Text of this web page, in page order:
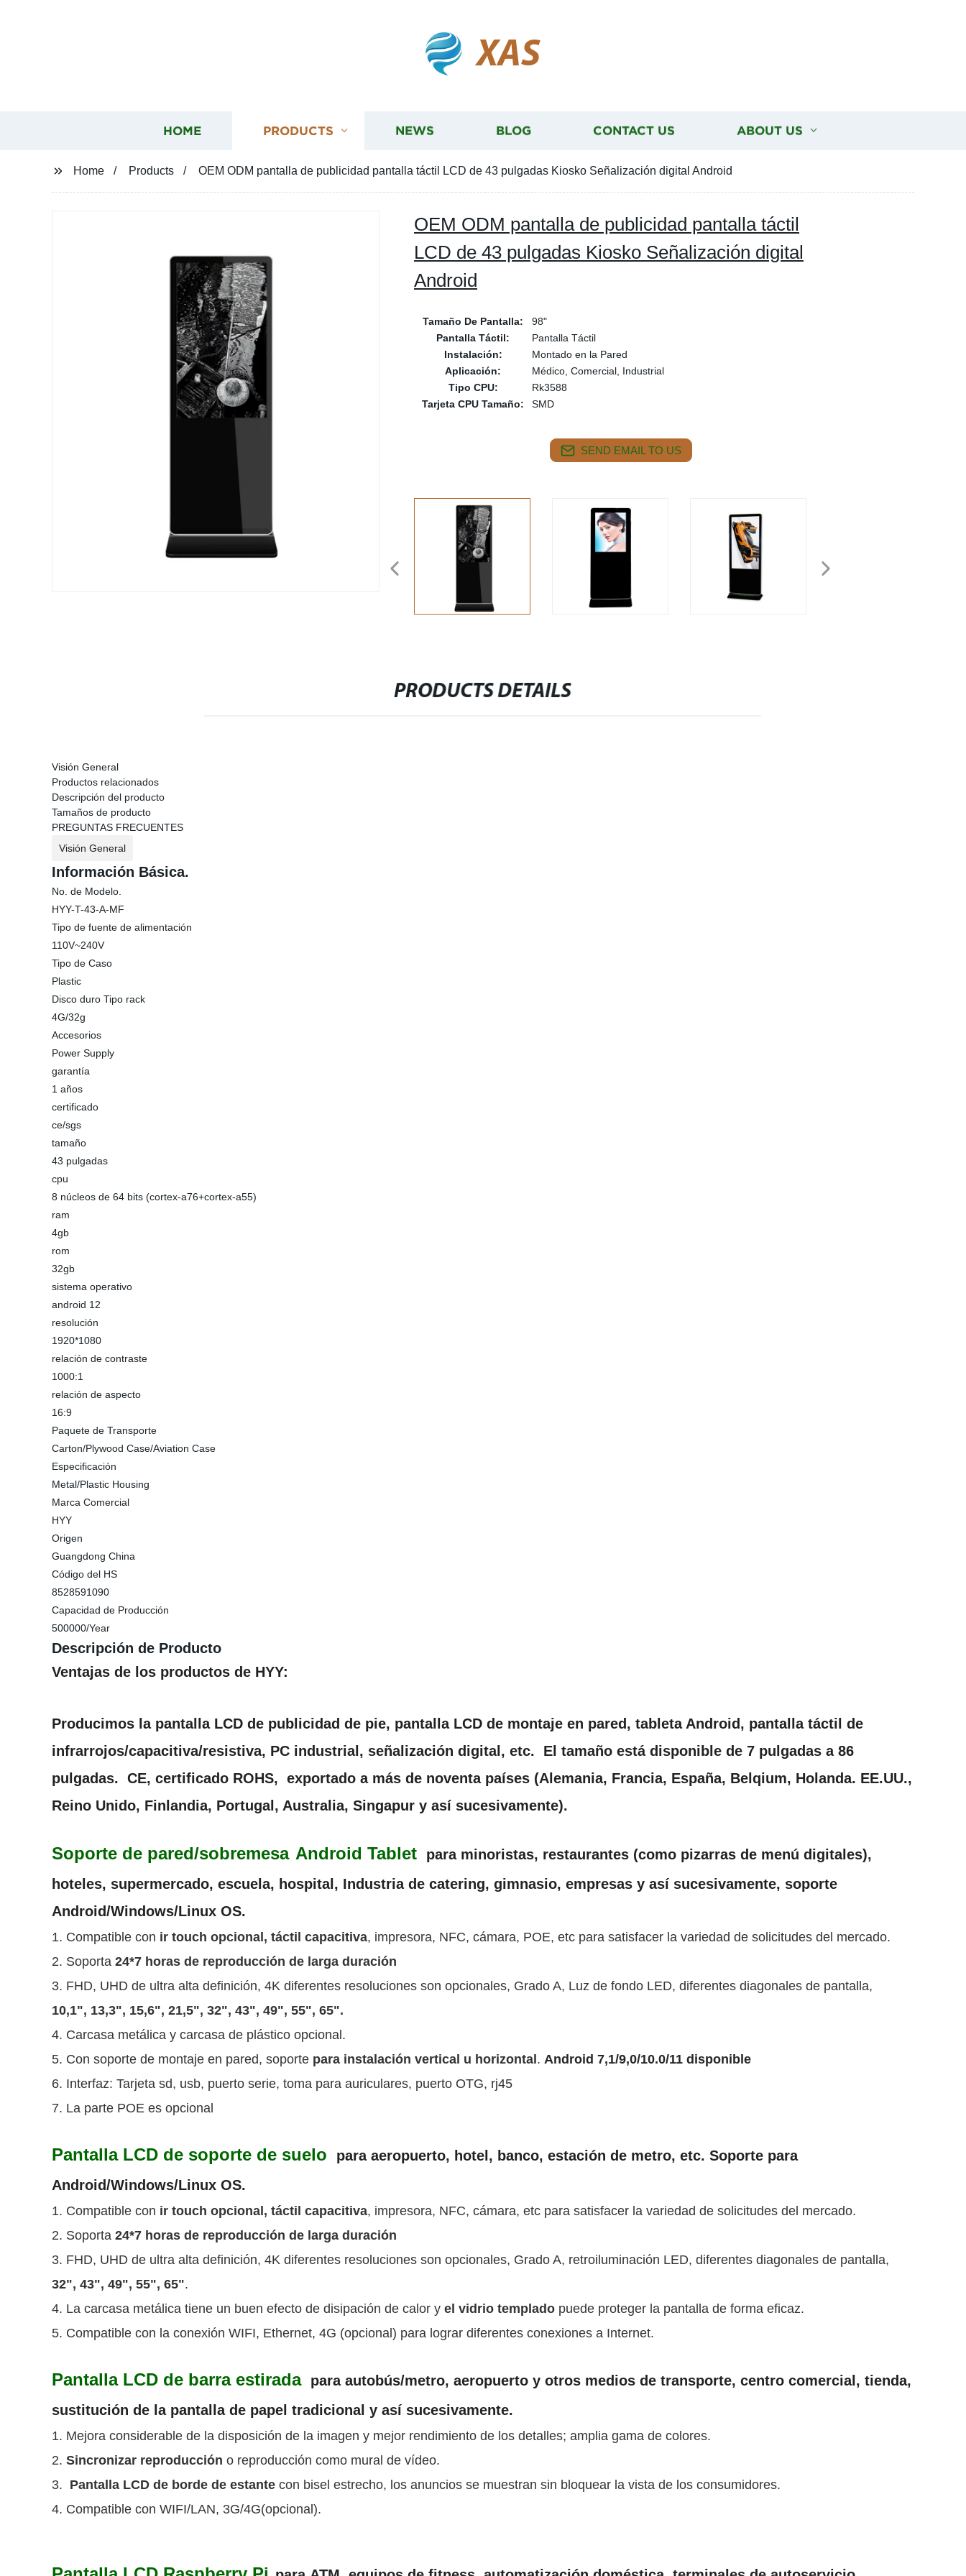
XAS
HOME PRODUCTS NEWS BLOG CONTACT US ABOUT US
Home Products OEM ODM pantalla de publicidad pantalla táctil LCD de 43 pulgadas Kiosko Señalización digital Android
OEM ODM pantalla de publicidad pantalla táctil
LCD de 43 pulgadas Kiosko Señalización digital
Android
Tamaño De Pantalla:
98"
Pantalla Táctil:
Pantalla Táctil
Instalación:
Montado en la Pared
Aplicación:
Médico, Comercial, Industrial
Tipo CPU:
Rk3588
Tarjeta CPU Tamaño:
SMD
SEND EMAIL TO US
PRODUCTS DETAILS
Visión General
Productos relacionados
Descripción del producto
Tamaños de producto
PREGUNTAS FRECUENTES
Visión General
Información Básica.
No. de Modelo.
HYY-T-43-A-MF
Tipo de fuente de alimentación
110V~240V
Tipo de Caso
Plastic
Disco duro Tipo rack
4G/32g
Accesorios
Power Supply
garantía
1 años
certificado
ce/sgs
tamaño
43 pulgadas
cpu
8 núcleos de 64 bits (cortex-a76+cortex-a55)
ram
4gb
rom
32gb
sistema operativo
android 12
resolución
1920*1080
relación de contraste
1000:1
relación de aspecto
16:9
Paquete de Transporte
Carton/Plywood Case/Aviation Case
Especificación
Metal/Plastic Housing
Marca Comercial
HYY
Origen
Guangdong China
Código del HS
8528591090
Capacidad de Producción
500000/Year
Descripción de Producto
Ventajas de los productos de HYY:
Producimos la pantalla LCD de publicidad de pie, pantalla LCD de montaje en pared, tableta Android, pantalla táctil de
infrarrojos/capacitiva/resistiva, PC industrial, señalización digital, etc. El tamaño está disponible de 7 pulgadas a 86
pulgadas. CE, certificado ROHS, exportado a más de noventa países (Alemania, Francia, España, Belqium, Holanda. EE.UU.,
Reino Unido, Finlandia, Portugal, Australia, Singapur y así sucesivamente).
Soporte de pared/sobremesa Android Tablet
para minoristas, restaurantes (como pizarras de menú digitales),
hoteles, supermercado, escuela, hospital, Industria de catering, gimnasio, empresas y así sucesivamente, soporte
Android/Windows/Linux OS.
1. Compatible con ir touch opcional, táctil capacitiva, impresora, NFC, cámara, POE, etc para satisfacer la variedad de solicitudes del mercado.
2. Soporta 24*7 horas de reproducción de larga duración
3. FHD, UHD de ultra alta definición, 4K diferentes resoluciones son opcionales, Grado A, Luz de fondo LED, diferentes diagonales de pantalla,
10,1", 13,3", 15,6", 21,5", 32", 43", 49", 55", 65".
4. Carcasa metálica y carcasa de plástico opcional.
5. Con soporte de montaje en pared, soporte para instalación vertical u horizontal . Android 7,1/9,0/10.0/11 disponible
6. Interfaz: Tarjeta sd, usb, puerto serie, toma para auriculares, puerto OTG, rj45
7. La parte POE es opcional
Pantalla LCD de soporte de suelo
para aeropuerto, hotel, banco, estación de metro, etc. Soporte para
Android/Windows/Linux OS.
1. Compatible con ir touch opcional, táctil capacitiva, impresora, NFC, cámara, etc para satisfacer la variedad de solicitudes del mercado.
2. Soporta 24*7 horas de reproducción de larga duración
3. FHD, UHD de ultra alta definición, 4K diferentes resoluciones son opcionales, Grado A, retroiluminación LED, diferentes diagonales de pantalla,
32", 43", 49", 55", 65".
4. La carcasa metálica tiene un buen efecto de disipación de calor y el vidrio templado puede proteger la pantalla de forma eficaz.
5. Compatible con la conexión WIFI, Ethernet, 4G (opcional) para lograr diferentes conexiones a Internet.
Pantalla LCD de barra estirada
para autobús/metro, aeropuerto y otros medios de transporte, centro comercial, tienda,
sustitución de la pantalla de papel tradicional y así sucesivamente.
1. Mejora considerable de la disposición de la imagen y mejor rendimiento de los detalles; amplia gama de colores.
2. Sincronizar reproducción o reproducción como mural de vídeo.
3. Pantalla LCD de borde de estante con bisel estrecho, los anuncios se muestran sin bloquear la vista de los consumidores.
4. Compatible con WIFI/LAN, 3G/4G(opcional).